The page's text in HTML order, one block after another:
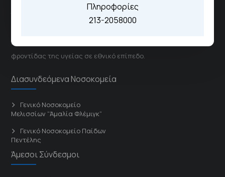
Πληροφορίες
213-2058000
Το Σισμανόγλειο συνεργάζεται με άλλα νοσηλευτικά
ειδικών προγραμμάτων βελτίωσης της ποιότητας
φροντίδας της υγείας σε εθνικό επίπεδο.
Διασυνδεόμενα Νοσοκομεία
Γενικό Νοσοκομείο
Μελισσίων “Άμαλία Φλέμιγκ”
Γενικό Νοσοκομείο Παίδων
Πεντέλης
Άμεσοι Σύνδεσμοι